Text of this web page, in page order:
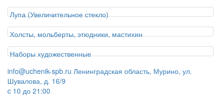
Лупа (Увеличительное стекло)
Холсты, мольберты, этюдники, мастихин
Наборы художественные
info@uchenik-spb.ru Ленинградская область, Мурино, ул.
Шувалова, д. 16/9
c 10 до 21:00